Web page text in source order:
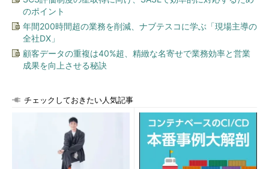
のポイント
年間200時間超の業務を削減、ナブテスコに学ぶ「現場主導の
全社DX」
顧客データの重複は40%超、精緻な名寄せで業務効率と営業
成果を向上させる秘訣
チェックしておきたい人気記事